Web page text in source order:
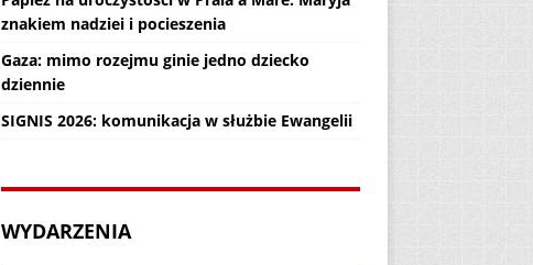
znakiem nadziei i pocieszenia
Gaza: mimo rozejmu ginie jedno dziecko
dziennie
SIGNIS 2026: komunikacja w służbie Ewangelii
WYDARZENIA